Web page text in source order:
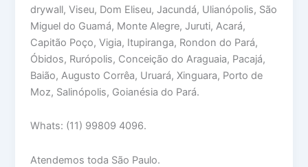
drywall, Viseu, Dom Eliseu, Jacundá, Ulianópolis, São
Miguel do Guamá, Monte Alegre, Juruti, Acará,
Capitão Poço, Vigia, Itupiranga, Rondon do Pará,
Óbidos, Rurópolis, Conceição do Araguaia, Pacajá,
Baião, Augusto Corrêa, Uruará, Xinguara, Porto de
Moz, Salinópolis, Goianésia do Pará.
Whats: (11) 99809 4096.
Atendemos toda São Paulo.